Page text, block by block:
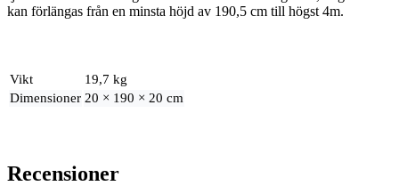
kan förlängas från en minsta höjd av 190,5 cm till högst 4m.
Vikt
19,7 kg
Dimensioner 20 × 190 × 20 cm
Recensioner